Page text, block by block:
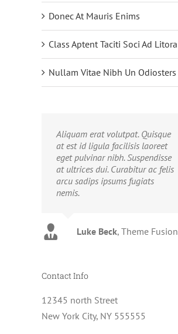
Donec At Mauris Enims
Class Aptent Taciti Soci Ad Litora
Nullam Vitae Nibh Un Odiosters
Aliquam erat volutpat. Quisque
at est id ligula facilisis laoreet
eget pulvinar nibh. Suspendisse
at ultrices dui. Curabitur ac felis
arcu sadips ipsums fugiats
nemis.
Luke Beck, Theme Fusion
Contact Info
12345 north Street
New York City, NY 555555